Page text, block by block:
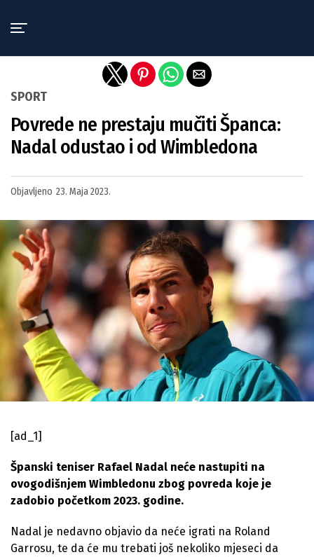
SPORT
Povrede ne prestaju mučiti Španca:
Nadal odustao i od Wimbledona
Objavljeno 23. Maja 2023.
[ad_1]
Španski teniser Rafael Nadal neće nastupiti na
ovogodišnjem Wimbledonu zbog povreda koje je
zadobio početkom 2023. godine.
Nadal je nedavno objavio da neće igrati na Roland
Garrosu, te da će mu trebati još nekoliko mjeseci da